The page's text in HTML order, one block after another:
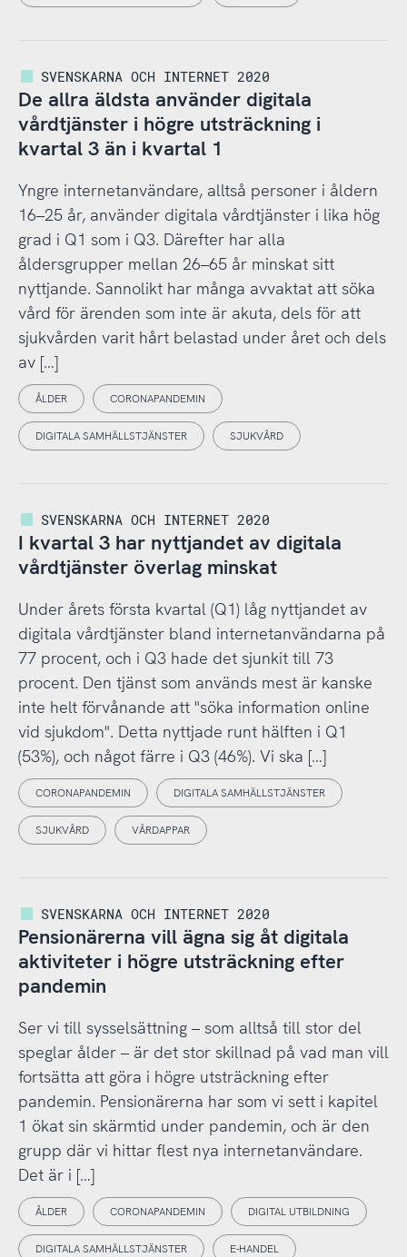
SVENSKARNA OCH INTERNET 2020
De allra äldsta använder digitala
vårdtjänster i högre utsträckning i
kvartal 3 än i kvartal 1
Yngre internetanvändare, alltså personer i åldern
16–25 år, använder digitala vårdtjänster i lika hög
grad i Q1 som i Q3. Därefter har alla
åldersgrupper mellan 26–65 år minskat sitt
nyttjande. Sannolikt har många avvaktat att söka
vård för ärenden som inte är akuta, dels för att
sjukvården varit hårt belastad under året och dels
av […]
ÅLDER CORONAPANDEMIN
DIGITALA SAMHÄLLSTJÄNSTER SJUKVÅRD
SVENSKARNA OCH INTERNET 2020
I kvartal 3 har nyttjandet av digitala
vårdtjänster överlag minskat
Under årets första kvartal (Q1) låg nyttjandet av
digitala vårdtjänster bland internetanvändarna på
77 procent, och i Q3 hade det sjunkit till 73
procent. Den tjänst som används mest är kanske
inte helt förvånande att "söka information online
vid sjukdom". Detta nyttjade runt hälften i Q1
(53%), och något färre i Q3 (46%). Vi ska […]
CORONAPANDEMIN DIGITALA SAMHÄLLSTJÄNSTER
SJUKVÅRD VÅRDAPPAR
SVENSKARNA OCH INTERNET 2020
Pensionärerna vill ägna sig åt digitala
aktiviteter i högre utsträckning efter
pandemin
Ser vi till sysselsättning – som alltså till stor del
speglar ålder – är det stor skillnad på vad man vill
fortsätta att göra i högre utsträckning efter
pandemin. Pensionärerna har som vi sett i kapitel
1 ökat sin skärmtid under pandemin, och är den
grupp där vi hittar flest nya internetanvändare.
Det är i […]
ÅLDER CORONAPANDEMIN DIGITAL UTBILDNING
DIGITALA SAMHÄLLSTJÄNSTER E-HANDEL